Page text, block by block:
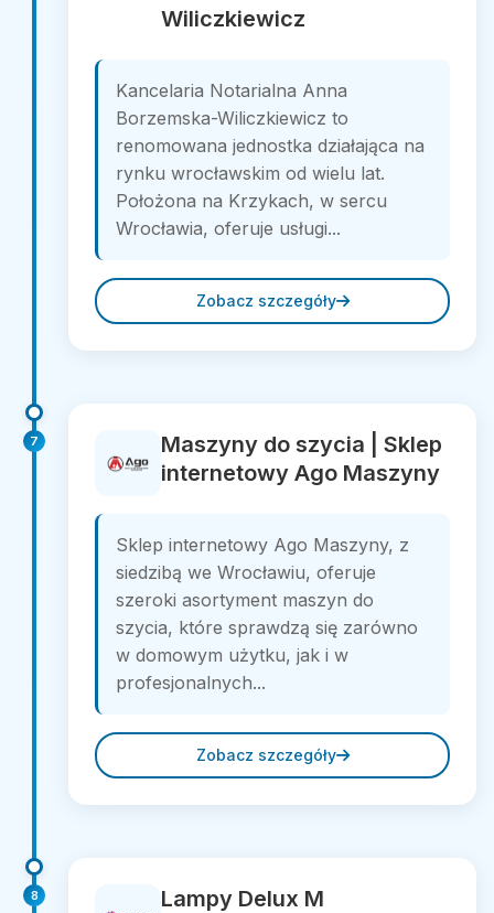
Wiliczkiewicz
Kancelaria Notarialna Anna
Borzemska-Wiliczkiewicz to
renomowana jednostka działająca na
rynku wrocławskim od wielu lat.
Położona na Krzykach, w sercu
Wrocławia, oferuje usługi...
Zobacz szczegóły
7
Maszyny do szycia | Sklep
internetowy Ago Maszyny
Sklep internetowy Ago Maszyny, z
siedzibą we Wrocławiu, oferuje
szeroki asortyment maszyn do
szycia, które sprawdzą się zarówno
w domowym użytku, jak i w
profesjonalnych...
Zobacz szczegóły
8 Lampy Delux M